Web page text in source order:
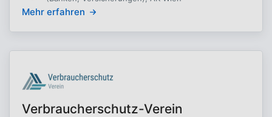
Mehr erfahren
Verbraucherschutz-Verein